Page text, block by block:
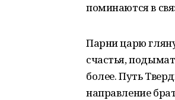
поминаются в
Парни царю
счастья,
более. Путь
направление